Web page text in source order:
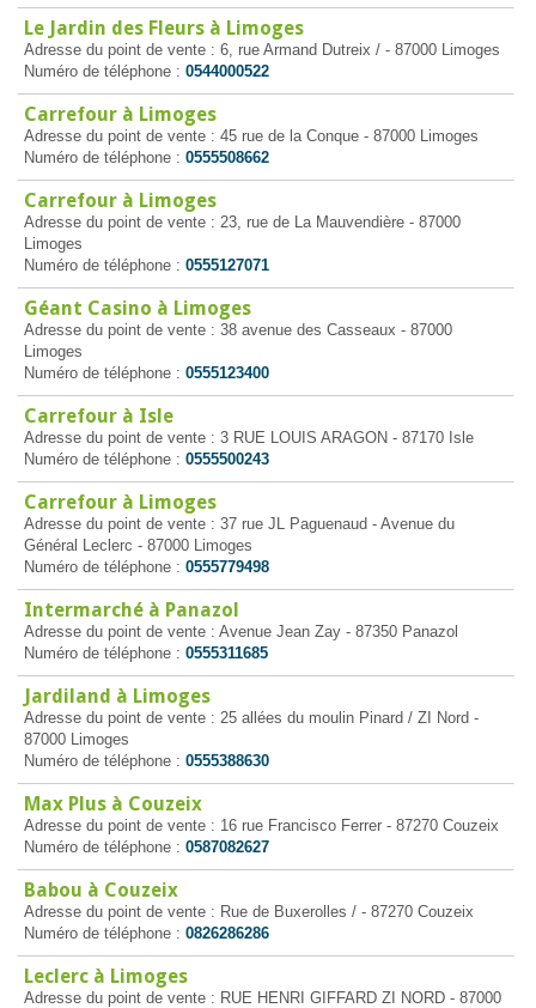
Le Jardin des Fleurs à Limoges
Adresse du point de vente : 6, rue Armand Dutreix / - 87000 Limoges
Numéro de téléphone : 0544000522
Carrefour à Limoges
Adresse du point de vente : 45 rue de la Conque - 87000 Limoges
Numéro de téléphone : 0555508662
Carrefour à Limoges
Adresse du point de vente : 23, rue de La Mauvendière - 87000
Limoges
Numéro de téléphone : 0555127071
Géant Casino à Limoges
Adresse du point de vente : 38 avenue des Casseaux - 87000
Limoges
Numéro de téléphone : 0555123400
Carrefour à Isle
Adresse du point de vente : 3 RUE LOUIS ARAGON - 87170 Isle
Numéro de téléphone : 0555500243
Carrefour à Limoges
Adresse du point de vente : 37 rue JL Paguenaud - Avenue du
Général Leclerc - 87000 Limoges
Numéro de téléphone : 0555779498
Intermarché à Panazol
Adresse du point de vente : Avenue Jean Zay - 87350 Panazol
Numéro de téléphone : 0555311685
Jardiland à Limoges
Adresse du point de vente : 25 allées du moulin Pinard / ZI Nord -
87000 Limoges
Numéro de téléphone : 0555388630
Max Plus à Couzeix
Adresse du point de vente : 16 rue Francisco Ferrer - 87270 Couzeix
Numéro de téléphone : 0587082627
Babou à Couzeix
Adresse du point de vente : Rue de Buxerolles / - 87270 Couzeix
Numéro de téléphone : 0826286286
Leclerc à Limoges
Adresse du point de vente : RUE HENRI GIFFARD ZI NORD - 87000